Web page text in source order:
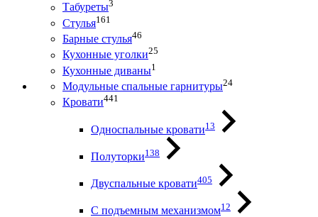
Табуреты3
Стулья161
Барные стулья46
Кухонные уголки25
Кухонные диваны1
Модульные спальные гарнитуры24
Кровати441
Односпальные кровати13
Полуторки138
Двуспальные кровати405
С подъемным механизмом12